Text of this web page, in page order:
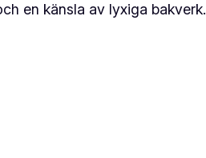
en känsla av lyxiga bakverk.